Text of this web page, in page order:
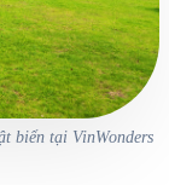
biển tại VinWonders